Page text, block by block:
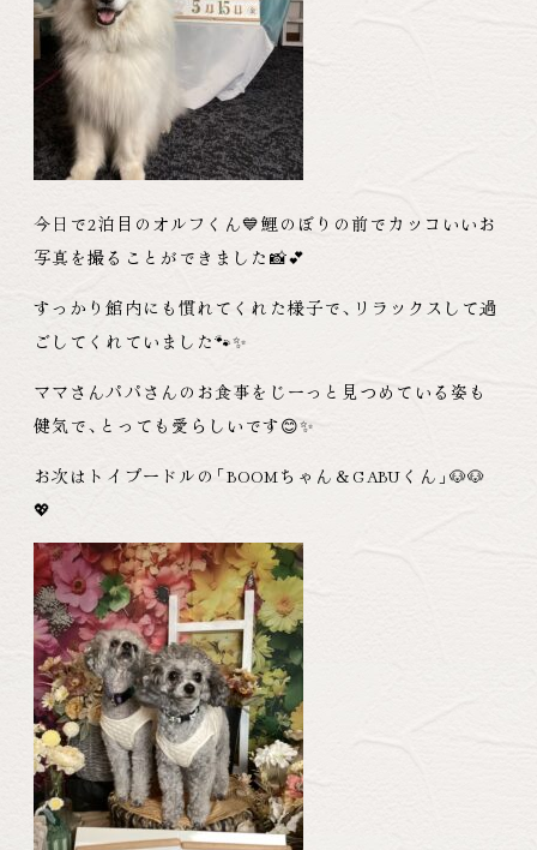
今日で2泊目のオルフくん💙鯉のぼりの前でカッコいいお
写真を撮ることができました📸💕
すっかり館内にも慣れてくれた様子で、リラックスして過
ごしてくれていました🐾✨
ママさんパパさんのお食事をじーっと見つめている姿も
健気で、とっても愛らしいです😊✨
お次はトイプードルの「BOOMちゃん＆GABUくん 」🐶🐶
💖